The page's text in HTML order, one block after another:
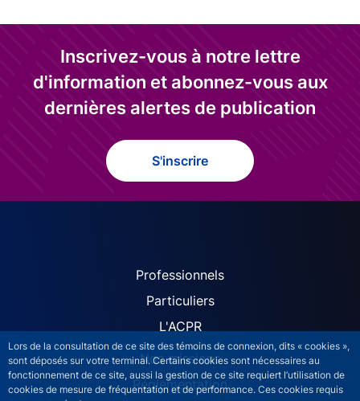
Lors de la consultation de ce site des témoins de connexion, dits « cookies »,
sont déposés sur votre terminal. Certains cookies sont nécessaires au
fonctionnement de ce site, aussi la gestion de ce site requiert l’utilisation de
cookies de mesure de fréquentation et de performance. Ces cookies requis
Inscrivez-vous à notre lettre
d'information et abonnez-vous aux
dernières alertes de publication
S'inscrire
ACPR site navigation
Professionnels
Particuliers
L'ACPR
Nos missions
Réglementation